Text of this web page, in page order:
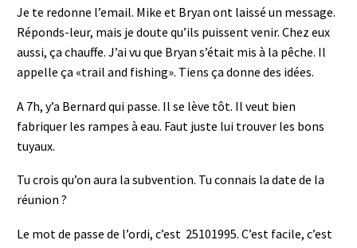
Je te redonne l’email. Mike et Bryan ont laissé un message.
Réponds-leur, mais je doute qu’ils puissent venir. Chez eux
aussi, ça chauffe. J’ai vu que Bryan s’était mis à la pêche. Il
appelle ça «trail and fishing». Tiens ça donne des idées.
A 7h, y’a Bernard qui passe. Il se lève tôt. Il veut bien
fabriquer les rampes à eau. Faut juste lui trouver les bons
tuyaux.
Tu crois qu’on aura la subvention. Tu connais la date de la
réunion ?
Le mot de passe de l’ordi, c’est 25101995. C’est facile, c’est